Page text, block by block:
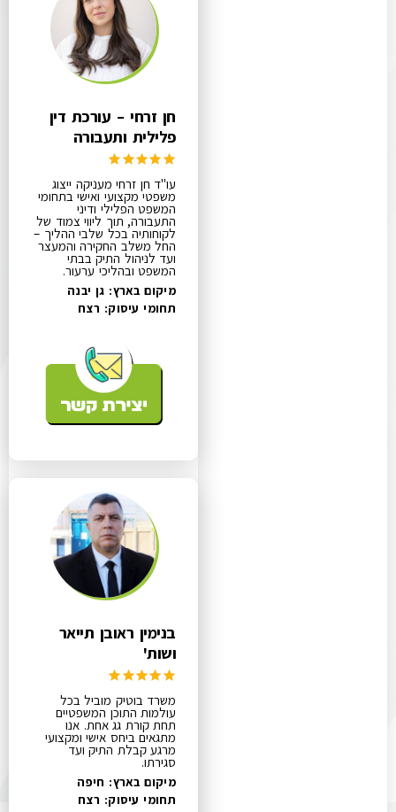
חן זרחי – עורכת דין
פלילית ותעבורה
עו"ד חן זרחי מעניקה ייצוג
משפטי מקצועי ואישי בתחומי
המשפט הפלילי ודיני
התעבורה, תוך ליווי צמוד של
לקוחותיה בכל שלבי ההליך –
החל משלב החקירה והמעצר
ועד לניהול התיק בבתי
המשפט ובהליכי ערעור.
מיקום בארץ: גן יבנה
תחומי עיסוק: רצח
בנימין ראובן תייאר
ושות'
משרד בוטיק מוביל בכל
עולמות התוכן המשפטיים
תחת קורת גג אחת. אנו
מתגאים ביחס אישי ומקצועי
מרגע קבלת התיק ועד
סגירתו.
מיקום בארץ: חיפה
תחומי עיסוק: רצח